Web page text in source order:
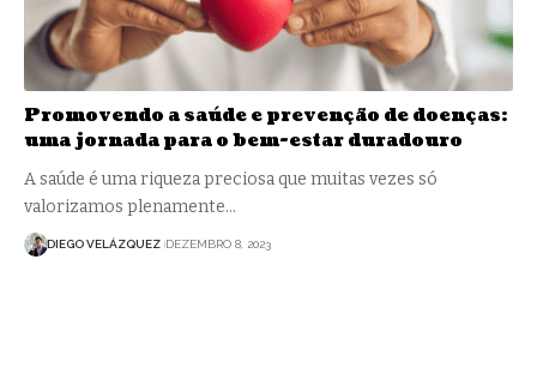
Promovendo a saúde e prevenção de doenças:
uma jornada para o bem-estar duradouro
A saúde é uma riqueza preciosa que muitas vezes só
valorizamos plenamente…
DIEGO VELÁZQUEZ DEZEMBRO 8, 2023